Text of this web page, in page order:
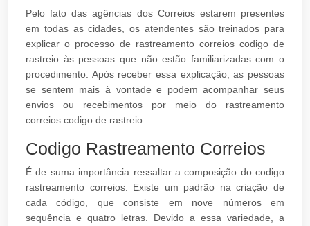
Pelo fato das agências dos Correios estarem presentes
em todas as cidades, os atendentes são treinados para
explicar o processo de rastreamento correios codigo de
rastreio às pessoas que não estão familiarizadas com o
procedimento. Após receber essa explicação, as pessoas
se sentem mais à vontade e podem acompanhar seus
envios ou recebimentos por meio do rastreamento
correios codigo de rastreio.
Codigo Rastreamento Correios
É de suma importância ressaltar a composição do codigo
rastreamento correios. Existe um padrão na criação de
cada código, que consiste em nove números em
sequência e quatro letras. Devido a essa variedade, a